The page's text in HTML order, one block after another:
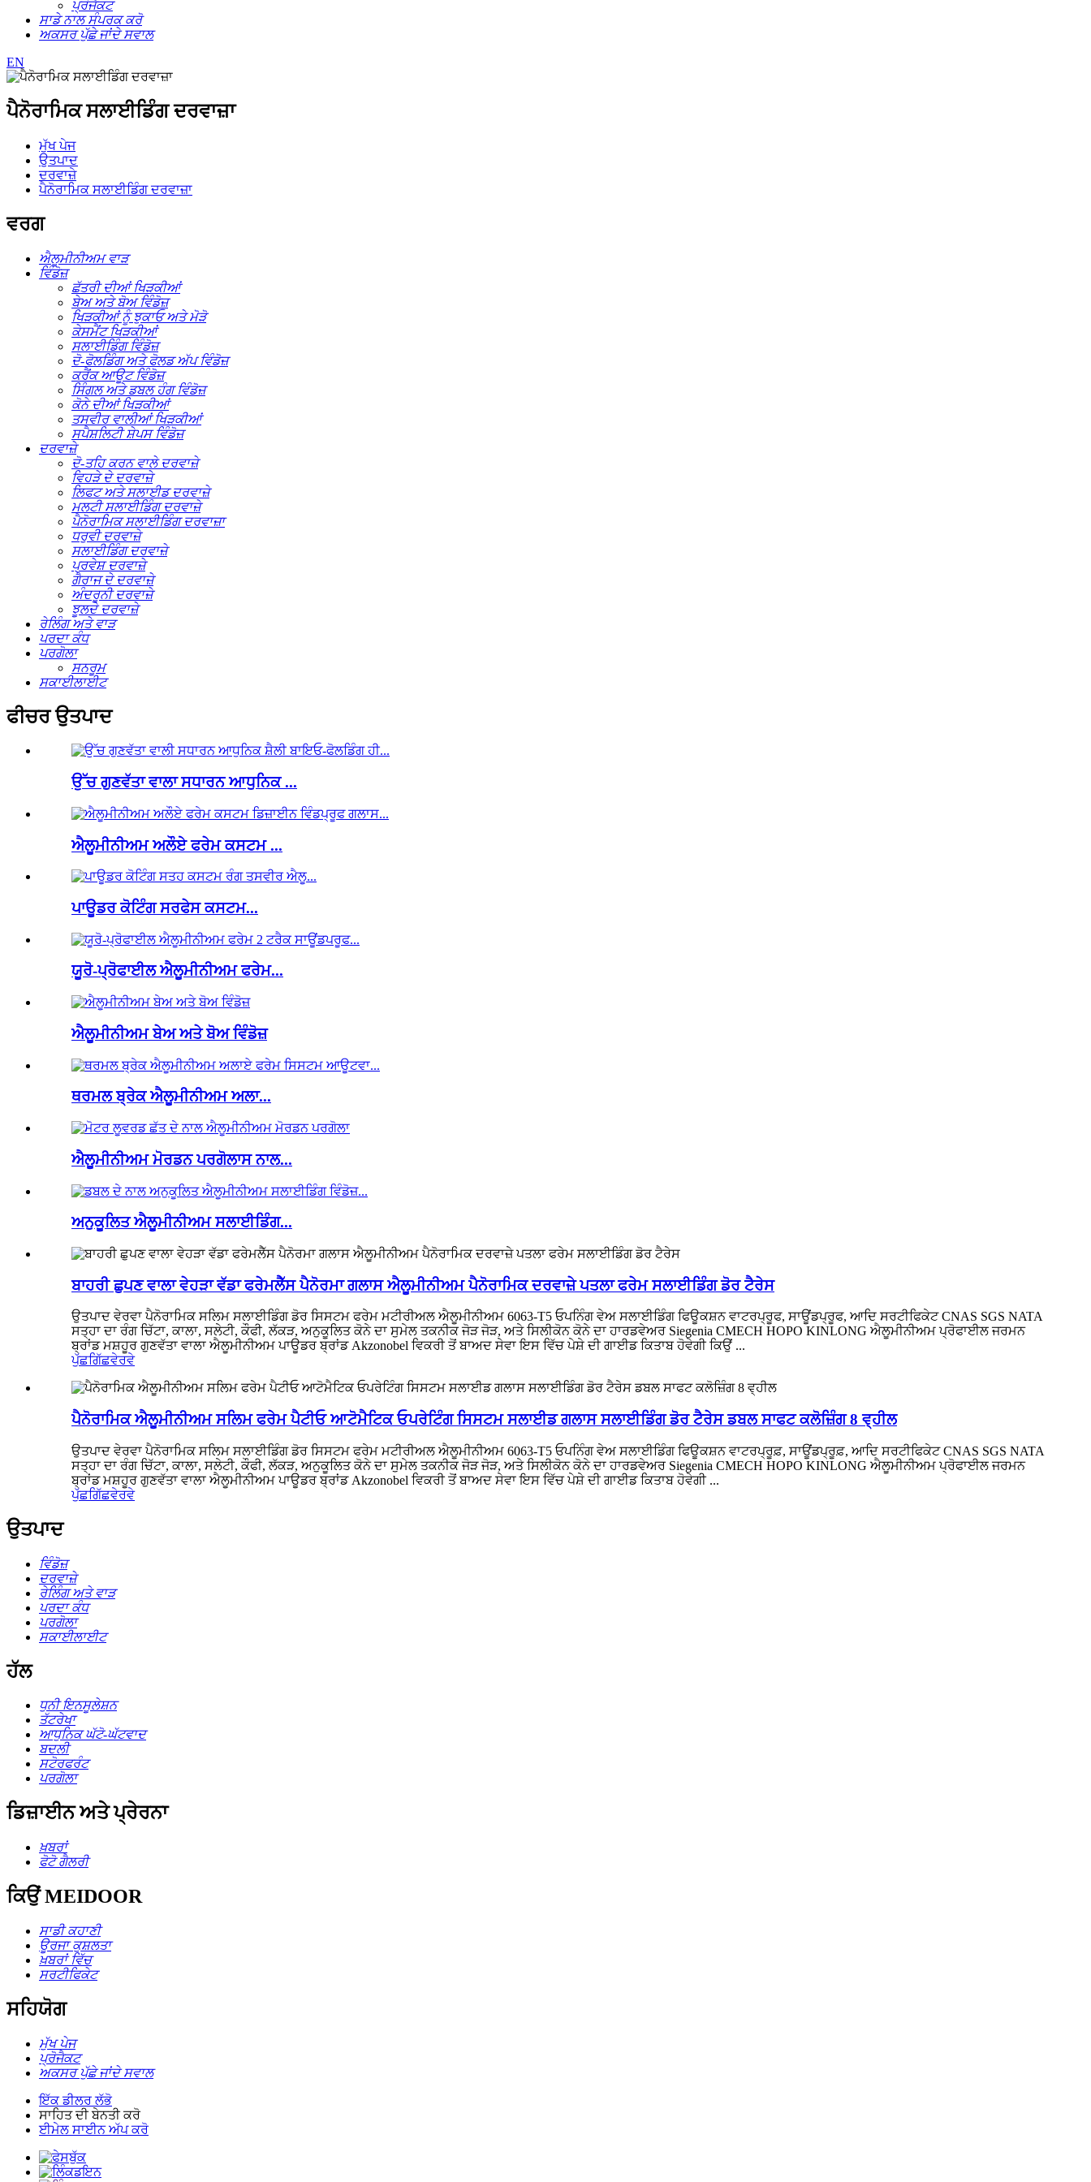
ਪ੍ਰੋਜੈਕਟ
ਸਾਡੇ ਨਾਲ ਸੰਪਰਕ ਕਰੋ
ਅਕਸਰ ਪੁੱਛੇ ਜਾਂਦੇ ਸਵਾਲ
EN
ਪੈਨੋਰਾਮਿਕ ਸਲਾਈਡਿੰਗ ਦਰਵਾਜ਼ਾ
ਮੁੱਖ ਪੇਜ
ਉਤਪਾਦ
ਦਰਵਾਜ਼ੇ
ਪੈਨੋਰਾਮਿਕ ਸਲਾਈਡਿੰਗ ਦਰਵਾਜ਼ਾ
ਵਰਗ
ਐਲੂਮੀਨੀਅਮ ਵਾੜ
ਵਿੰਡੋਜ਼
ਛੱਤਰੀ ਦੀਆਂ ਖਿੜਕੀਆਂ
ਬੇਅ ਅਤੇ ਬੋਅ ਵਿੰਡੋਜ਼
ਖਿੜਕੀਆਂ ਨੂੰ ਝੁਕਾਓ ਅਤੇ ਮੋੜੋ
ਕੇਸਮੈਂਟ ਖਿੜਕੀਆਂ
ਸਲਾਈਡਿੰਗ ਵਿੰਡੋਜ਼
ਦੋ-ਫੋਲਡਿੰਗ ਅਤੇ ਫੋਲਡ ਅੱਪ ਵਿੰਡੋਜ਼
ਕਰੈਂਕ ਆਊਟ ਵਿੰਡੋਜ਼
ਸਿੰਗਲ ਅਤੇ ਡਬਲ ਹੰਗ ਵਿੰਡੋਜ਼
ਕੋਨੇ ਦੀਆਂ ਖਿੜਕੀਆਂ
ਤਸਵੀਰ ਵਾਲੀਆਂ ਖਿੜਕੀਆਂ
ਸਪੈਸ਼ਲਿਟੀ ਸ਼ੇਪਸ ਵਿੰਡੋਜ਼
ਦਰਵਾਜ਼ੇ
ਦੋ-ਤਹਿ ਕਰਨ ਵਾਲੇ ਦਰਵਾਜ਼ੇ
ਵਿਹੜੇ ਦੇ ਦਰਵਾਜ਼ੇ
ਲਿਫਟ ਅਤੇ ਸਲਾਈਡ ਦਰਵਾਜ਼ੇ
ਮਲਟੀ ਸਲਾਈਡਿੰਗ ਦਰਵਾਜ਼ੇ
ਪੈਨੋਰਾਮਿਕ ਸਲਾਈਡਿੰਗ ਦਰਵਾਜ਼ਾ
ਧਰੁਵੀ ਦਰਵਾਜ਼ੇ
ਸਲਾਈਡਿੰਗ ਦਰਵਾਜ਼ੇ
ਪ੍ਰਵੇਸ਼ ਦਰਵਾਜ਼ੇ
ਗੈਰਾਜ ਦੇ ਦਰਵਾਜ਼ੇ
ਅੰਦਰੂਨੀ ਦਰਵਾਜ਼ੇ
ਝੂਲਦੇ ਦਰਵਾਜ਼ੇ
ਰੇਲਿੰਗ ਅਤੇ ਵਾੜ
ਪਰਦਾ ਕੰਧ
ਪਰਗੋਲਾ
ਸਨਰੂਮ
ਸਕਾਈਲਾਈਟ
ਫੀਚਰ ਉਤਪਾਦ
ਉੱਚ ਗੁਣਵੱਤਾ ਵਾਲਾ ਸਧਾਰਨ ਆਧੁਨਿਕ ...
ਐਲੂਮੀਨੀਅਮ ਅਲੌਏ ਫਰੇਮ ਕਸਟਮ ...
ਪਾਊਡਰ ਕੋਟਿੰਗ ਸਰਫੇਸ ਕਸਟਮ...
ਯੂਰੋ-ਪ੍ਰੋਫਾਈਲ ਐਲੂਮੀਨੀਅਮ ਫਰੇਮ...
ਐਲੂਮੀਨੀਅਮ ਬੇਅ ਅਤੇ ਬੋਅ ਵਿੰਡੋਜ਼
ਥਰਮਲ ਬ੍ਰੇਕ ਐਲੂਮੀਨੀਅਮ ਅਲਾ...
ਐਲੂਮੀਨੀਅਮ ਮੋਰਡਨ ਪਰਗੋਲਾਸ ਨਾਲ...
ਅਨੁਕੂਲਿਤ ਐਲੂਮੀਨੀਅਮ ਸਲਾਈਡਿੰਗ...
ਬਾਹਰੀ ਛੁਪਣ ਵਾਲਾ ਵੇਹੜਾ ਵੱਡਾ ਫਰੇਮਲੈੱਸ ਪੈਨੋਰਮਾ ਗਲਾਸ ਐਲੂਮੀਨੀਅਮ ਪੈਨੋਰਾਮਿਕ ਦਰਵਾਜ਼ੇ ਪਤਲਾ ਫਰੇਮ ਸਲਾਈਡਿੰਗ ਡੋਰ ਟੈਰੇਸ
ਉਤਪਾਦ ਵੇਰਵਾ ਪੈਨੋਰਾਮਿਕ ਸਲਿਮ ਸਲਾਈਡਿੰਗ ਡੋਰ ਸਿਸਟਮ ਫਰੇਮ ਮਟੀਰੀਅਲ ਐਲੂਮੀਨੀਅਮ 6063-T5 ਓਪਨਿੰਗ ਵੇਅ ਸਲਾਈਡਿੰਗ ਫਿਊਕਸ਼ਨ ਵਾਟਰਪ੍ਰੂਫ, ਸਾਊਂਡਪ੍ਰੂਫ, ਆਦਿ ਸਰਟੀਫਿਕੇਟ CNAS SGS NATA
ਸਤ੍ਹਾ ਦਾ ਰੰਗ ਚਿੱਟਾ, ਕਾਲਾ, ਸਲੇਟੀ, ਕੌਫੀ, ਲੱਕੜ, ਅਨੁਕੂਲਿਤ ਕੋਨੇ ਦਾ ਸੁਮੇਲ ਤਕਨੀਕ ਜੋੜ ਜੋੜ, ਅਤੇ ਸਿਲੀਕੋਨ ਕੋਨੇ ਦਾ ਹਾਰਡਵੇਅਰ Siegenia CMECH HOPO KINLONG ਐਲੂਮੀਨੀਅਮ ਪ੍ਰੋਫਾਈਲ ਜਰਮਨ
ਬ੍ਰਾਂਡ ਮਸ਼ਹੂਰ ਗੁਣਵੱਤਾ ਵਾਲਾ ਐਲੂਮੀਨੀਅਮ ਪਾਊਡਰ ਬ੍ਰਾਂਡ Akzonobel ਵਿਕਰੀ ਤੋਂ ਬਾਅਦ ਸੇਵਾ ਇਸ ਵਿੱਚ ਪੇਸ਼ੇ ਦੀ ਗਾਈਡ ਕਿਤਾਬ ਹੋਵੇਗੀ ਕਿਉਂ ...
ਪੁੱਛਗਿੱਛਵੇਰਵੇ
ਪੈਨੋਰਾਮਿਕ ਐਲੂਮੀਨੀਅਮ ਸਲਿਮ ਫਰੇਮ ਪੈਟੀਓ ਆਟੋਮੈਟਿਕ ਓਪਰੇਟਿੰਗ ਸਿਸਟਮ ਸਲਾਈਡ ਗਲਾਸ ਸਲਾਈਡਿੰਗ ਡੋਰ ਟੈਰੇਸ ਡਬਲ ਸਾਫਟ ਕਲੋਜ਼ਿੰਗ 8 ਵ੍ਹੀਲ
ਉਤਪਾਦ ਵੇਰਵਾ ਪੈਨੋਰਾਮਿਕ ਸਲਿਮ ਸਲਾਈਡਿੰਗ ਡੋਰ ਸਿਸਟਮ ਫਰੇਮ ਮਟੀਰੀਅਲ ਐਲੂਮੀਨੀਅਮ 6063-T5 ਓਪਨਿੰਗ ਵੇਅ ਸਲਾਈਡਿੰਗ ਫਿਊਕਸ਼ਨ ਵਾਟਰਪ੍ਰੂਫ਼, ਸਾਊਂਡਪ੍ਰੂਫ਼, ਆਦਿ ਸਰਟੀਫਿਕੇਟ CNAS SGS NATA
ਸਤ੍ਹਾ ਦਾ ਰੰਗ ਚਿੱਟਾ, ਕਾਲਾ, ਸਲੇਟੀ, ਕੌਫੀ, ਲੱਕੜ, ਅਨੁਕੂਲਿਤ ਕੋਨੇ ਦਾ ਸੁਮੇਲ ਤਕਨੀਕ ਜੋੜ ਜੋੜ, ਅਤੇ ਸਿਲੀਕੋਨ ਕੋਨੇ ਦਾ ਹਾਰਡਵੇਅਰ Siegenia CMECH HOPO KINLONG ਐਲੂਮੀਨੀਅਮ ਪ੍ਰੋਫਾਈਲ ਜਰਮਨ
ਬ੍ਰਾਂਡ ਮਸ਼ਹੂਰ ਗੁਣਵੱਤਾ ਵਾਲਾ ਐਲੂਮੀਨੀਅਮ ਪਾਊਡਰ ਬ੍ਰਾਂਡ Akzonobel ਵਿਕਰੀ ਤੋਂ ਬਾਅਦ ਸੇਵਾ ਇਸ ਵਿੱਚ ਪੇਸ਼ੇ ਦੀ ਗਾਈਡ ਕਿਤਾਬ ਹੋਵੇਗੀ ...
ਪੁੱਛਗਿੱਛਵੇਰਵੇ
ਉਤਪਾਦ
ਵਿੰਡੋਜ਼
ਦਰਵਾਜ਼ੇ
ਰੇਲਿੰਗ ਅਤੇ ਵਾੜ
ਪਰਦਾ ਕੰਧ
ਪਰਗੋਲਾ
ਸਕਾਈਲਾਈਟ
ਹੱਲ
ਧੁਨੀ ਇਨਸੂਲੇਸ਼ਨ
ਤੱਟਰੇਖਾ
ਆਧੁਨਿਕ ਘੱਟੋ-ਘੱਟਵਾਦ
ਬਦਲੀ
ਸਟੋਰਫਰੰਟ
ਪਰਗੋਲਾ
ਡਿਜ਼ਾਈਨ ਅਤੇ ਪ੍ਰੇਰਨਾ
ਖ਼ਬਰਾਂ
ਫੋਟੋ ਗੈਲਰੀ
ਕਿਉਂ MEIDOOR
ਸਾਡੀ ਕਹਾਣੀ
ਊਰਜਾ ਕੁਸ਼ਲਤਾ
ਖ਼ਬਰਾਂ ਵਿੱਚ
ਸਰਟੀਫਿਕੇਟ
ਸਹਿਯੋਗ
ਮੁੱਖ ਪੇਜ
ਪ੍ਰੋਜੈਕਟ
ਅਕਸਰ ਪੁੱਛੇ ਜਾਂਦੇ ਸਵਾਲ
ਇੱਕ ਡੀਲਰ ਲੱਭੋ
ਸਾਹਿਤ ਦੀ ਬੇਨਤੀ ਕਰੋ
ਈਮੇਲ ਸਾਈਨ ਅੱਪ ਕਰੋ